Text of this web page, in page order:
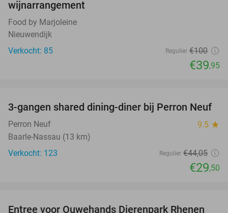
wijnarrangement
Food by Marjoleine
Nieuwendijk
Verkocht: 85
Regulier €100
€39,95
33%
3-gangen shared dining-diner bij Perron Neuf
Perron Neuf 9.5 star
Baarle-Nassau (13 km)
Verkocht: 123
Regulier €44,05
€29,50
Entree voor Ouwehands Dierenpark Rhenen